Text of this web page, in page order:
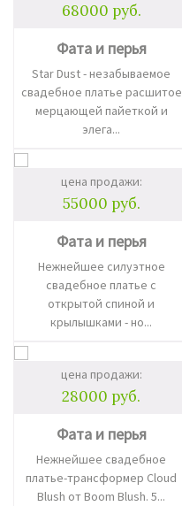
68000 руб.
Фата и перья
Star Dust - незабываемое
свадебное платье расшитое
мерцающей пайеткой и
элега...
цена продажи:
55000 руб.
Фата и перья
Нежнейшее силуэтное
свадебное платье с
открытой спиной и
крылышками - но...
цена продажи:
28000 руб.
Фата и перья
Нежнейшее свадебное
платье-трансформер Cloud
Blush от Boom Blush. 5...